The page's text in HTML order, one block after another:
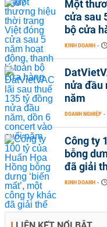
Một
cửa sau
bộ cửa
KINH DOANH -
nửa đầu
năm
DOANH NGHIỆP -
Công ty
bỗng
đã giải
KINH DOANH -